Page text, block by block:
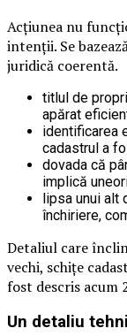
Acțiunea nu
intenții. Se
juridică coerentă.
titlul de
apărat
identificarea
cadastrul a
dovada că
implică
lipsa unui alt
închiriere,
Detaliul care
vechi, schițe
fost descris acum
Un detaliu